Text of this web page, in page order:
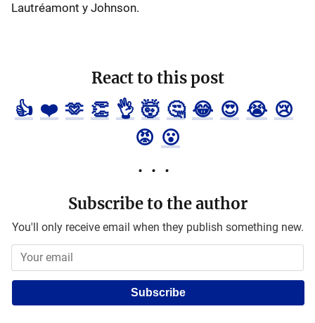
Lautréamont y Johnson.
React to this post
👍 ❤️ 🫶 👏 👌 🤯 🤔 😂 😍 😭 😢
😡 😮
Subscribe to the author
You'll only receive email when they publish something new.
Subscribe